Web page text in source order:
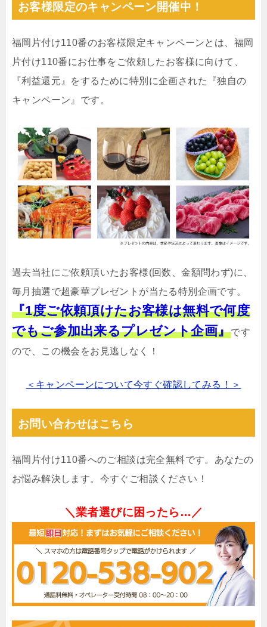
お客様限定のキャンペーン開催中！
福岡片付け110番のお客様限定キャンペーンとは、福岡
片付け110番にお仕事をご依頼したお客様に向けて、
『利益還元』をするために特別に企画された『独自の
キャンペーン』です。
過去当社にご依頼頂いたお客様(回数、金額問わず)に、
毎月抽選で超豪華プレゼントが当たる特別企画です。
『1度ご依頼頂けたお客様は無料で何度
でもご参加出来るプレゼント企画』です
ので、この機会をお見逃しなく！
＜キャンペーンについて今すぐ確認してみる！＞
お問い合わせはこちら
福岡片付け110番へのご相談は完全無料です。あなたの
お悩み解決します。今すぐご相談ください！
＼業者選びに困ったら…／